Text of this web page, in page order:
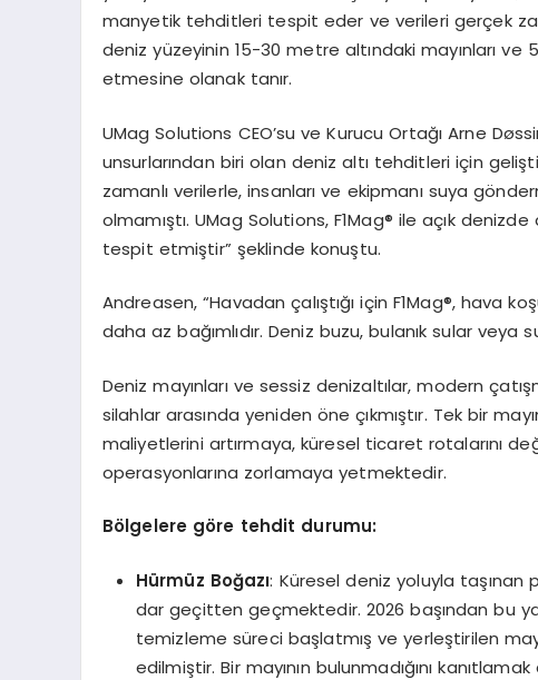
manyetik tehditleri tespit eder ve verileri gerçek
deniz yüzeyinin 15-30 metre altındaki mayınları
etmesine olanak tanır.
UMag Solutions CEO’su ve Kurucu Ortağı Arne
unsurlarından biri olan deniz altı tehditleri için
zamanlı verilerle, insanları ve ekipmanı suya
olmamıştı. UMag Solutions, F1Mag® ile açık
tespit etmiştir” şeklinde konuştu.
Andreasen, “Havadan çalıştığı için F1Mag®, hava
daha az bağımlıdır. Deniz buzu, bulanık sular
Deniz mayınları ve sessiz denizaltılar, modern
silahlar arasında yeniden öne çıkmıştır. Tek bir
maliyetlerini artırmaya, küresel ticaret rotalarını
operasyonlarına zorlamaya yetmektedir.
Bölgelere göre tehdit durumu:
Hürmüz Boğazı: Küresel deniz yoluyla taşınan
dar geçitten geçmektedir. 2026 başından bu
temizleme süreci başlatmış ve yerleştirilen
edilmiştir. Bir mayının bulunmadığını